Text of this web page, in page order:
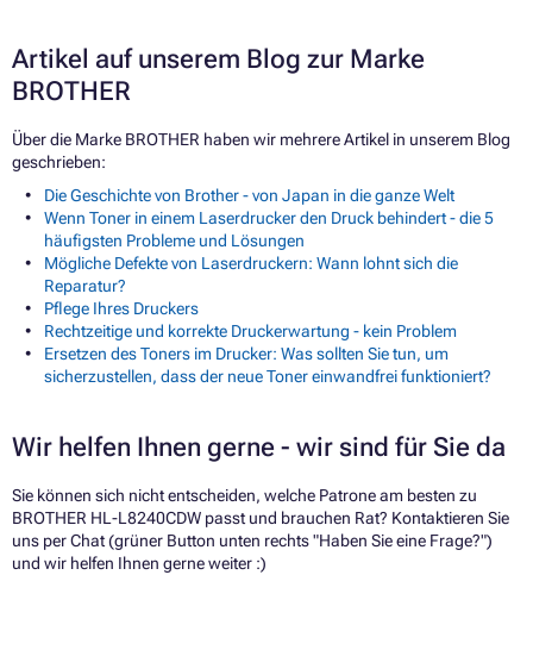
Artikel auf unserem Blog zur Marke
BROTHER
Über die Marke BROTHER haben wir mehrere Artikel in unserem Blog
geschrieben:
Die Geschichte von Brother - von Japan in die ganze Welt
Wenn Toner in einem Laserdrucker den Druck behindert - die 5
häufigsten Probleme und Lösungen
Mögliche Defekte von Laserdruckern: Wann lohnt sich die
Reparatur?
Pflege Ihres Druckers
Rechtzeitige und korrekte Druckerwartung - kein Problem
Ersetzen des Toners im Drucker: Was sollten Sie tun, um
sicherzustellen, dass der neue Toner einwandfrei funktioniert?
Wir helfen Ihnen gerne - wir sind für Sie da
Sie können sich nicht entscheiden, welche Patrone am besten zu
BROTHER HL-L8240CDW passt und brauchen Rat? Kontaktieren Sie
uns per Chat (grüner Button unten rechts "Haben Sie eine Frage?")
und wir helfen Ihnen gerne weiter :)